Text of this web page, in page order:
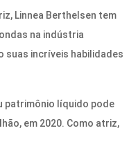
Linnea Berthelsen tem
na indústria
suas incríveis habilidades
patrimônio líquido pode
em 2020. Como atriz,